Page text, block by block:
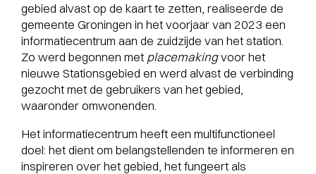
gebied alvast op de kaart te zetten, realiseerde de
gemeente Groningen in het voorjaar van 2023 een
informatiecentrum aan de zuidzijde van het station.
Zo werd begonnen met placemakingvoor het
nieuwe Stationsgebied en werd alvast de verbinding
gezocht met de gebruikers van het gebied,
waaronder omwonenden.
Het informatiecentrum heeft een multifunctioneel
doel: het dient om belangstellenden te informeren en
inspireren over het gebied, het fungeert als